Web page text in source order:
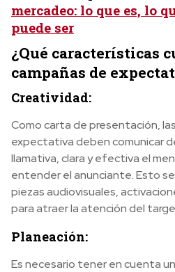
mercadeo: lo que es, lo
puede ser
¿Qué características
campañas de
Creatividad:
Como carta de presentación,
expectativa deben comunicar
llamativa, clara y efectiva el
entender el anunciante. Esto
piezas audiovisuales,
para atraer la atención del
Planeación:
Es necesario tener en cuenta